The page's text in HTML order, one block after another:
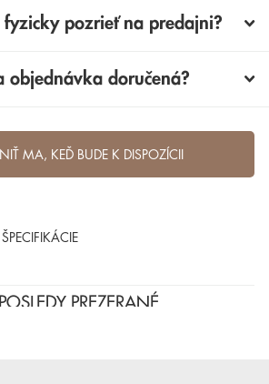
pozrieť na predajni?
objednávka doručená?
MA, KEĎ BUDE K DISPOZÍCII
ŠPECIFIKÁCIE
PREZERANÉ